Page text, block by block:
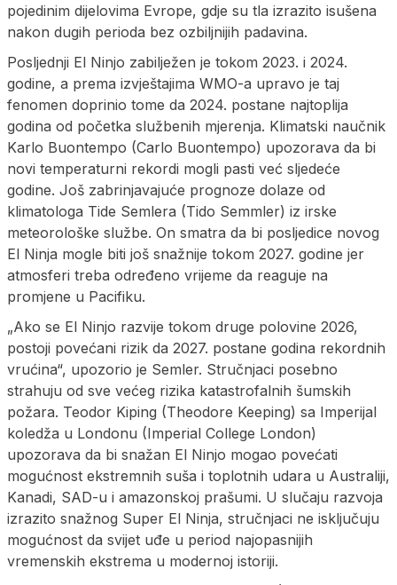
pojedinim dijelovima Evrope, gdje su tla izrazito isušena
nakon dugih perioda bez ozbiljnijih padavina.
Posljednji El Ninjo zabilježen je tokom 2023. i 2024.
godine, a prema izvještajima WMO-a upravo je taj
fenomen doprinio tome da 2024. postane najtoplija
godina od početka službenih mjerenja. Klimatski naučnik
Karlo Buontempo (Carlo Buontempo) upozorava da bi
novi temperaturni rekordi mogli pasti već sljedeće
godine. Još zabrinjavajuće prognoze dolaze od
klimatologa Tide Semlera (Tido Semmler) iz irske
meteorološke službe. On smatra da bi posljedice novog
El Ninja mogle biti još snažnije tokom 2027. godine jer
atmosferi treba određeno vrijeme da reaguje na
promjene u Pacifiku.
„Ako se El Ninjo razvije tokom druge polovine 2026,
postoji povećani rizik da 2027. postane godina rekordnih
vrućina“, upozorio je Semler. Stručnjaci posebno
strahuju od sve većeg rizika katastrofalnih šumskih
požara. Teodor Kiping (Theodore Keeping) sa Imperijal
koledža u Londonu (Imperial College London)
upozorava da bi snažan El Ninjo mogao povećati
mogućnost ekstremnih suša i toplotnih udara u Australiji,
Kanadi, SAD-u i amazonskoj prašumi. U slučaju razvoja
izrazito snažnog Super El Ninja, stručnjaci ne isključuju
mogućnost da svijet uđe u period najopasnijih
vremenskih ekstrema u modernoj istoriji.